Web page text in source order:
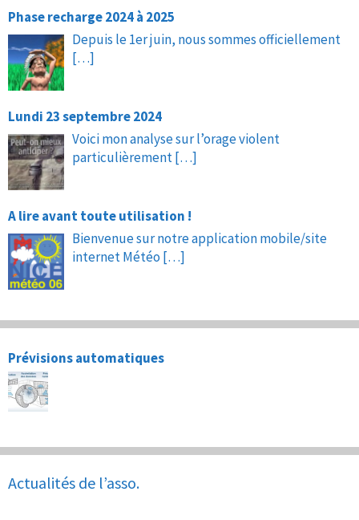
Phase recharge 2024 à 2025
Depuis le 1er juin, nous sommes officiellement
[…]
Lundi 23 septembre 2024
Voici mon analyse sur l’orage violent
particulièrement[…]
A lire avant toute utilisation !
Bienvenue sur notre application mobile/site
internet Météo […]
Prévisions automatiques
Actualités de l’asso.